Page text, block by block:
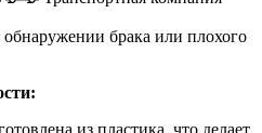
обнаружении брака или плохого
из пластика, что делает